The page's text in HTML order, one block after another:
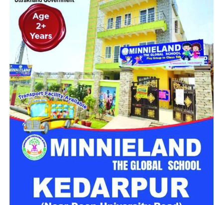
महिला सशक्तिकरण एवं बाल विकास विभाग की ओर से इसके लिए ‘आलंबन
गांव’ विकसित करने की योजना तैयार की जा रही है। इस योजना का उद्देश्य
नारी निकेतन में रहने वाली महिलाओं और बच्चों को सुरक्षित माहौल के साथ-
साथ घर जैसा अपनापन और स्वतंत्रता देना है।
उत्तराखंड में बन रहा ‘आलंबन गांव’
महिला सशक्तिकरण एवं बाल विकास विभागके निदेशक आईएएस बंशीलाल
राणा के मुताबिक, नारी निकेतन में आने वाली कई महिलाएं और बच्चे खुद को
एक बंद संस्थान या जेल जैसी जगह पर महसूस करते हैं। यही वजह है कि
कई बार बच्चे वहां से निकलने या भागने की कोशिश तक करने लगते हैं।
इसी समस्या को ध्यान में रखते हुए विभाग अब ऐसा इंफ्रास्ट्रक्चर तैयार
करने की दिशा में काम कर रहा है, जहां रहने वाले लोगों को संस्थागत माहौल
के बजाय परिवार जैसा वातावरण मिल सके।